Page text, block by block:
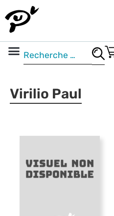
Virilio Paul